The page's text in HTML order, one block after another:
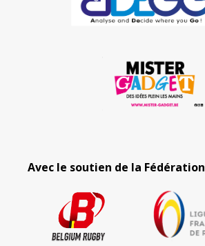
Avec le soutien de la